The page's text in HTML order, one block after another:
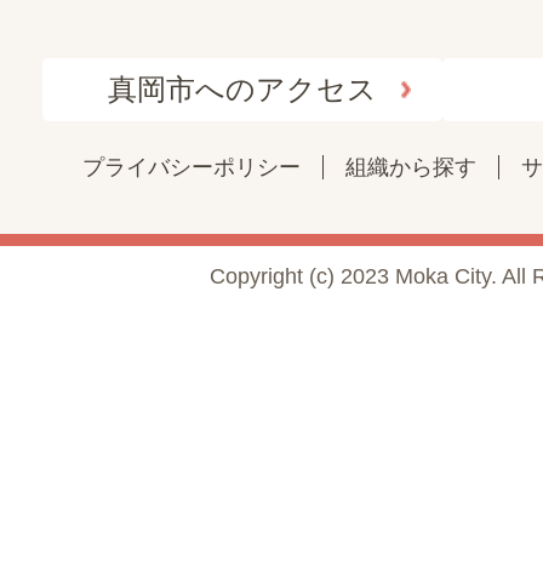
真岡市へのアクセス
プライバシーポリシー 組織から探す
Copyright (c) 2023 Moka City. All